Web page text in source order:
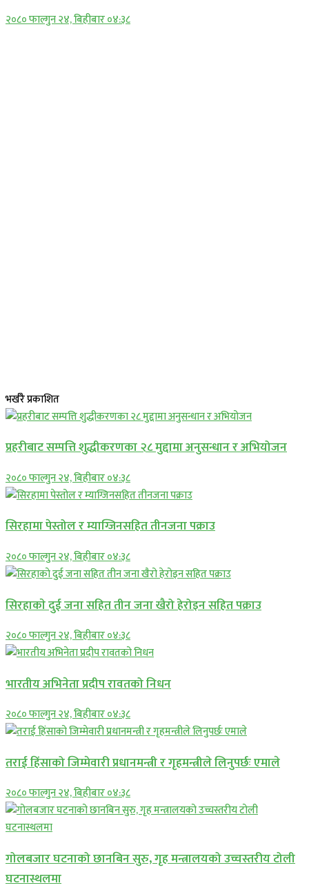
२०८० फाल्गुन २४, बिहीबार ०४:३८
भर्खरै प्रकाशित
प्रहरीबाट सम्पत्ति शुद्धीकरणका २८ मुद्दामा अनुसन्धान र अभियोजन
२०८० फाल्गुन २४, बिहीबार ०४:३८
सिरहामा पेस्तोल र म्याग्जिनसहित तीनजना पक्राउ
२०८० फाल्गुन २४, बिहीबार ०४:३८
सिरहाकाे दुई जना सहित तीन जना खैरो हेरोइन सहित पक्राउ
२०८० फाल्गुन २४, बिहीबार ०४:३८
भारतीय अभिनेता प्रदीप रावतको निधन
२०८० फाल्गुन २४, बिहीबार ०४:३८
तराई हिंसाको जिम्मेवारी प्रधानमन्त्री र गृहमन्त्रीले लिनुपर्छः एमाले
२०८० फाल्गुन २४, बिहीबार ०४:३८
गोलबजार घटनाको छानबिन सुरु, गृह मन्त्रालयको उच्चस्तरीय टोली
घटनास्थलमा